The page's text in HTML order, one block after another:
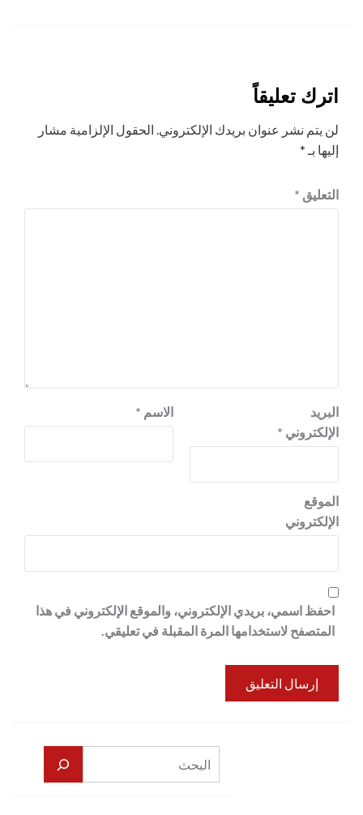
اترك تعليقاً
لن يتم نشر عنوان بريدك الإلكتروني. الحقول الإلزامية مشار
إليها بـ *
التعليق *
الاسم *
البريد
الإلكتروني *
الموقع
الإلكتروني
احفظ اسمي، بريدي الإلكتروني، والموقع الإلكتروني في هذا
المتصفح لاستخدامها المرة المقبلة في تعليقي.
البحث